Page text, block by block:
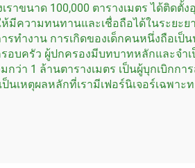
าขนาด 100,000 ตารางเมตร ได้ติด
ความทนทานและเชื่อถือได้ในระยะ
ทำงาน การเกิดของเด็กคนหนึ่งถือเป็
บครัว ผู้ปกครองมีบทบาทหลักและจำ
า 1 ล้านตารางเมตร เป็นผู้บุกเบิกก
นเหตุผลหลักที่เรามีเฟอร์นิเจอร์เฉพา